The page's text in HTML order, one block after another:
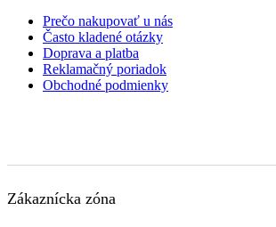
Prečo nakupovať u nás
Často kladené otázky
Doprava a platba
Reklamačný poriadok
Obchodné podmienky
Zákaznícka zóna